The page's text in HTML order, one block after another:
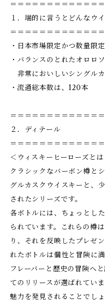
＝＝＝＝＝＝＝＝＝＝＝＝
１．端的に言うとどんなウ
＝＝＝＝＝＝＝＝＝＝＝＝
・日本市場限定かつ数量限
・バランスのとれたオロロ
非常においしいシングルカ
・流通総本数は、120本
＝＝＝＝＝＝＝＝＝＝＝＝
２．ディテール
＝＝＝＝＝＝＝＝＝＝＝＝
＜ウィスキーヒーローズとは
クラシックなバーボン樽と
グルカスクウイスキーと、
されたシリーズです。
各ボトルには、ちょっとし
られています。これらの樽
り、それを反映したプレゼ
れたボトルは個性と冒険に
フレーバーと歴史の冒険へ
てのリリースが選ばれてい
魅力を発見されることでしょ